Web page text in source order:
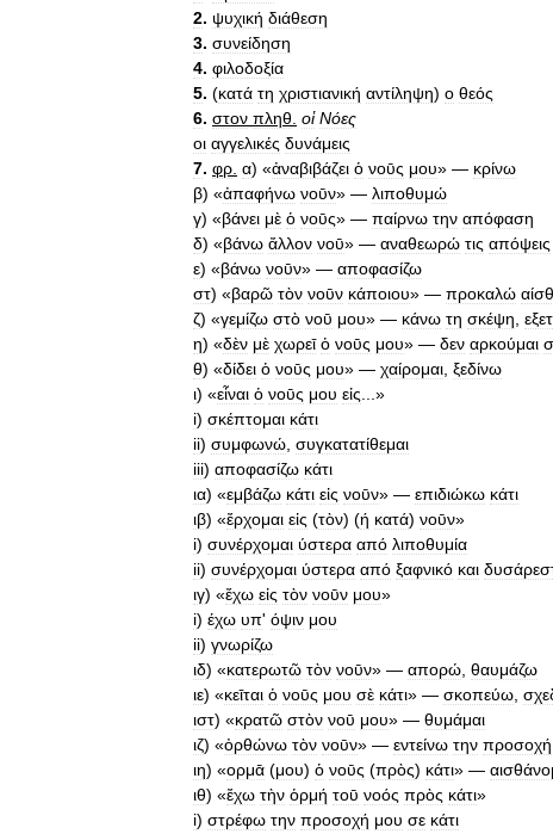
2. ψυχική διάθεση
3. συνείδηση
4. φιλοδοξία
5. (κατά τη χριστιανική αντίληψη) ο θεός
6. στον πληθ οἱ Νόες
οι αγγελικές δυνάμεις
7. φρ α) «ἀναβιβάζει ὁ νοῡς μου» — κρίνω
β) «ἀπαφήνω νοῡν» — λιποθυμώ
γ) «βάνει μὲ ὁ νοῡς» — παίρνω την απόφαση
δ) «βάνω ἄλλον νοῡ» — αναθεωρώ τις απόψεις
ε) «βάνω νοῡν» — αποφασίζω
στ) «βαρῶ τὸν νοῡν κάποιου» — προκαλώ
ζ) «γεμίζω στὸ νοῡ μου» — κάνω τη σκέψη
η) «δὲν μὲ χωρεῑ ὁ νοῡς μου» — δεν αρκούμαι
θ) «δίδει ὁ νοῡς μου» — χαίρομαι ξεδίνω
ι) «εἶναι ὁ νοῡς μου εἰς ...»
i) σκέπτομαι κάτι
ii) συμφωνώ συγκατατίθεμαι
iii) αποφασίζω κάτι
ια) «εμβάζω κάτι εἰς νοῡν» — επιδιώκω κάτι
ιβ) «ἔρχομαι εἰς (τὸν) (ή κατά) νοῡν»
i) συνέρχομαι ύστερα από λιποθυμία
ii) συνέρχομαι ύστερα από ξαφνικό και
ιγ) «ἔχω εἰς τὸν νοῡν μου»
i) έχω υπ' όψιν μου
ii) γνωρίζω
ιδ) «κατερωτῶ τὸν νοῡν» — απορώ θαυμάζω
ιε) «κεῑται ὁ νοῡς μου σὲ κάτι» — σκοπεύω
ιστ) «κρατῶ στὸν νοῡ μου» — θυμάμαι
ιζ) «ὀρθώνω τὸν νοῡν» — εντείνω την προσοχή
ιη) «ορμᾱ (μου) ὁ νοῡς (πρὸς) κάτι» —
ιθ) «ἔχω τὴν ὁρμή τοῡ νοός πρὸς κάτι»
i) στρέφω την προσοχή μου σε κάτι